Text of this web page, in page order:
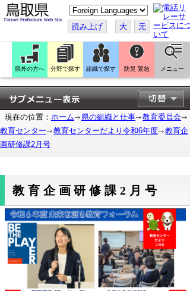
こ
の
ペ
ー
ジ
翻
訳
す
る
読み上げ 大 元
県外の方へ 分野で探す 組織で探す 防災 緊急 メニュー
現在の位置： ホーム 県の組織と仕事
教育委員会
教育センター
教育センターだより令和6年度
教育企
画研修課2月号
教育企画研修課2月号